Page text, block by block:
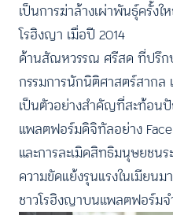
เป็นการฆ่าล้างเผ่าพันธุ์ครั้ง
โรฮิงญา เมื่อปี 2014
ด้านสัณหวรรณ ศรีสด ที่ปรึก
กรรมการนักนิติศาสตร์สากล
เป็นตัวอย่างสำคัญที่สะท้อน
แพลตฟอร์มดิจิทัลอย่าง
และการละเมิดสิทธิมนุษยชน
ความขัดแย้งรุนแรงในเมียน
ชาวโรฮิงญาบนแพลตฟอร์ม